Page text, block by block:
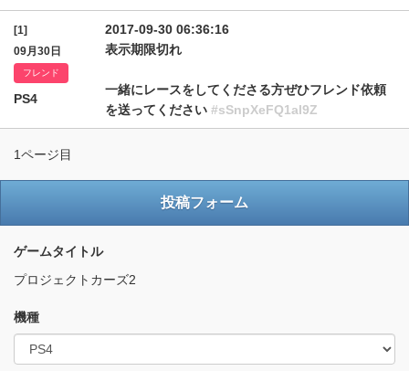
[1]
09月30日
フレンド
PS4
2017-09-30 06:36:16
表示期限切れ
一緒にレースをしてくださる方ぜひフレンド依頼
を送ってください #sSnpXeFQ1al9Z
1ページ目
投稿フォーム
ゲームタイトル
プロジェクトカーズ2
機種